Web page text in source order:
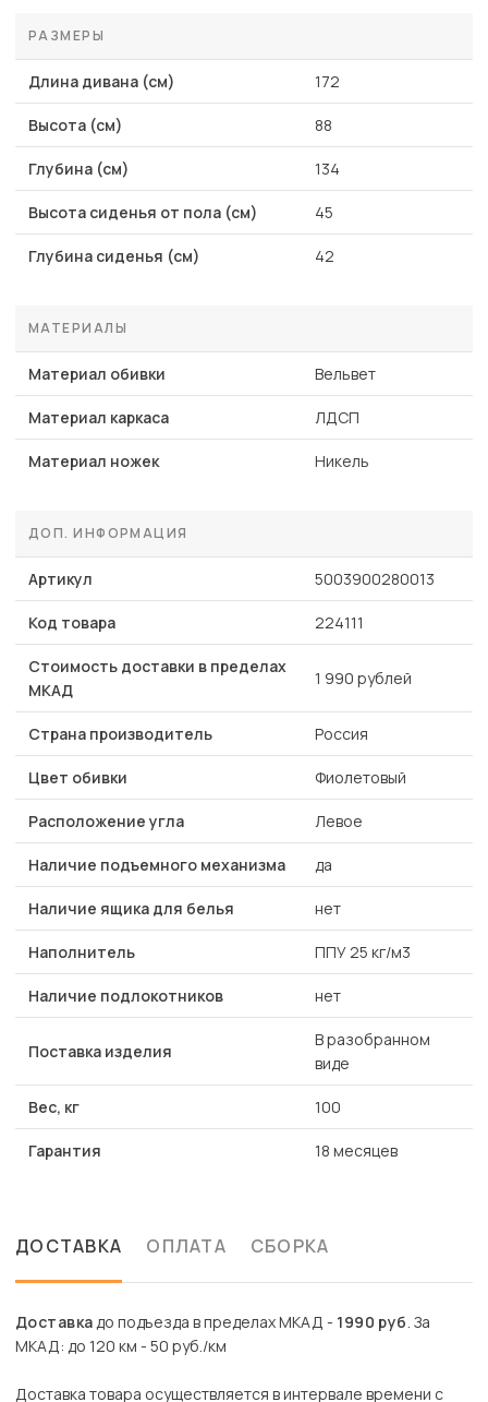
РАЗМЕРЫ
Длина дивана (см) 172
Высота (см) 88
Глубина (см) 134
Высота сиденья от пола (см) 45
Глубина сиденья (см) 42
МАТЕРИАЛЫ
Материал обивки Вельвет
Материал каркаса ЛДСП
Материал ножек Никель
ДОП. ИНФОРМАЦИЯ
Артикул 5003900280013
Код товара 224111
Стоимость доставки в пределах
МКАД
1 990 рублей
Страна производитель Россия
Цвет обивки Фиолетовый
Расположение угла Левое
Наличие подъемного механизма да
Наличие ящика для белья нет
Наполнитель ППУ 25 кг/м3
Наличие подлокотников нет
Поставка изделия
В разобранном
виде
Вес, кг 100
Гарантия 18 месяцев
ДОСТАВКА ОПЛАТА СБОРКА
Доставкадо подъезда в пределах МКАД - 1990 руб. За
МКАД: до 120 км - 50 руб./км
Доставка товара осуществляется в интервале времени с